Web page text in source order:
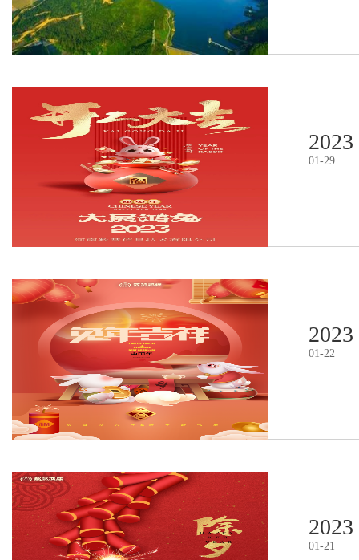
2023
01-29
2023
01-22
2023
01-21